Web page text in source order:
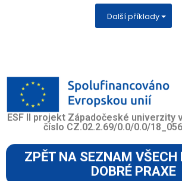
Další příklady
ESF II projekt Západočeské univerzity
číslo CZ.02.2.69/0.0/0.0/
ZPĚT NA SEZNAM VŠECH
DOBRÉ PRAXE